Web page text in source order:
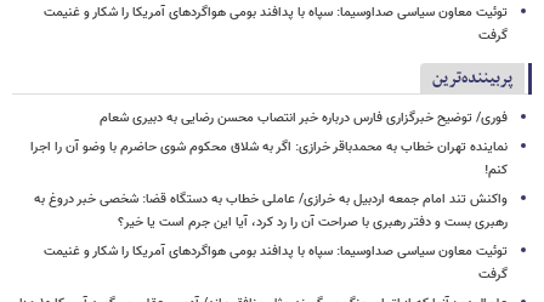
توئیت معاون سیاسی صداوسیما: سپاه با پدافند بومی هواگردهای آمریکا را شکار و غنیمت
گرفت
پربیننده‌ترین
فوری/ توضیح خبرگزاری فارس درباره خبر انتصاب محسن رضایی به دبیری شعام
نماینده تهران خطاب به محمدباقر خرازی: اگر به شلاق محکوم شوی حاضرم با وضو آن را اجرا
کنم!
واکنش تند امام جمعه اردبیل به خرازی/ عاملی خطاب به دستگاه قضا: شخصی خبر دروغ به
رهبری بست و دفتر رهبری با صراحت آن را رد کرد، آیا این جرم است یا خیر؟
توئیت معاون سیاسی صداوسیما: سپاه با پدافند بومی هواگردهای آمریکا را شکار و غنیمت
گرفت